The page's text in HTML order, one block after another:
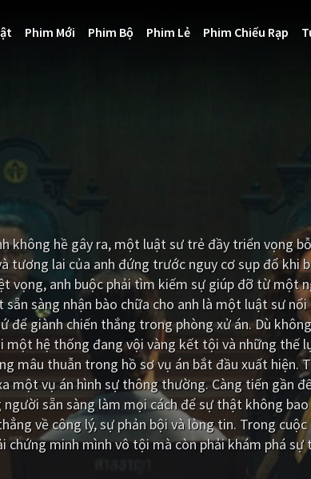
Phim Mới Phim Bộ Phim Lẻ Phim Chiếu Rạp
không hề gây ra, một luật sư trẻ đầy triển vọng
tương lai của anh đứng trước nguy cơ sụp đổ khi
vọng, anh buộc phải tìm kiếm sự giúp đỡ từ một
sàng nhận bào chữa cho anh là một luật sư
để giành chiến thắng trong phòng xử án. Dù
một hệ thống đang vội vàng kết tội và những thế
mâu thuẫn trong hồ sơ vụ án bắt đầu xuất hiện.
vụ án hình sự thông thường. Càng tiến gần
sẵn sàng làm mọi cách để sự thật không
về công lý, sự phản bội và lòng tin. Trong cuộc
minh mình vô tội mà còn phải khám phá sự